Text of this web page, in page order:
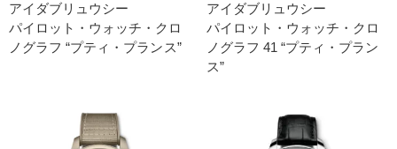
アイダブリュウシー
パイロット・ウォッチ・クロ
ノグラフ “プティ・プランス”
アイダブリュウシー
パイロット・ウォッチ・クロ
ノグラフ 41 “プティ・プラン
ス”